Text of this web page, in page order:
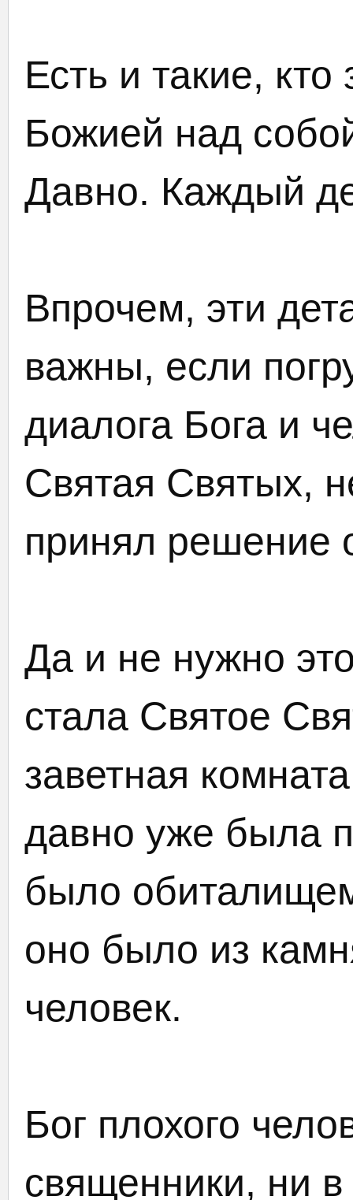
Есть и такие,
Божией над
Давно. Каждый
Впрочем, эти
важны, если
диалога Бога и
Святая Святых,
принял решение
Да и не нужно
стала Святое
заветная
давно уже была
было
оно было из
человек.
Бог плохого
священники, ни в